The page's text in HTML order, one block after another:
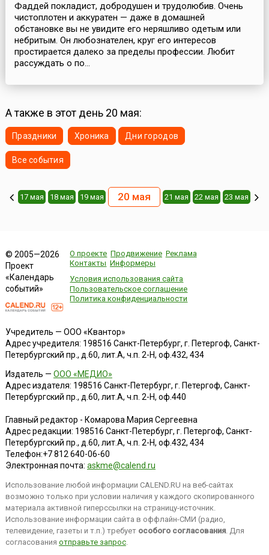
Фаддей покладист, добродушен и трудолюбив. Очень
чистоплотен и аккуратен — даже в домашней
обстановке вы не увидите его неряшливо одетым или
небритым. Он любознателен, круг его интересов
простирается далеко за пределы профессии. Любит
рассуждать о по...
А также в этот день 20 мая:
Праздники Хроника Дни городов
Все события
17 мая 18 мая 19 мая 20 мая 21 мая 22 мая 23 мая
© 2005—2026
Проект
«Календарь
событий»
О проекте Продвижение Реклама
Контакты Информеры
Условия использования сайта
Пользовательское соглашение
Политика конфиденциальности
Учредитель — ООО «Квантор»
Адрес учредителя: 198516 Санкт-Петербург, г. Петергоф, Санкт-
Петербургский пр., д.60, лит.А, ч.п. 2-Н, оф.432, 434
Издатель — ООО «МЕДИО»
Адрес издателя: 198516 Санкт-Петербург, г. Петергоф, Санкт-
Петербургский пр., д.60, лит.А, ч.п. 2-Н, оф.440
Главный редактор - Комарова Мария Сергеевна
Адрес редакции: 198516 Санкт-Петербург, г. Петергоф, Санкт-
Петербургский пр., д.60, лит.А, ч.п. 2-Н, оф.432, 434
Телефон:+7 812 640-06-60
Электронная почта: askme@calend.ru
Использование любой информации CALEND.RU на веб-сайтах
возможно только при условии наличия у каждого скопированного
материала активной гиперссылки на страницу-источник.
Использование информации сайта в оффлайн-СМИ (радио,
телевидение, газеты и т.п.) требует особого согласования. Для
согласования отправьте запрос.